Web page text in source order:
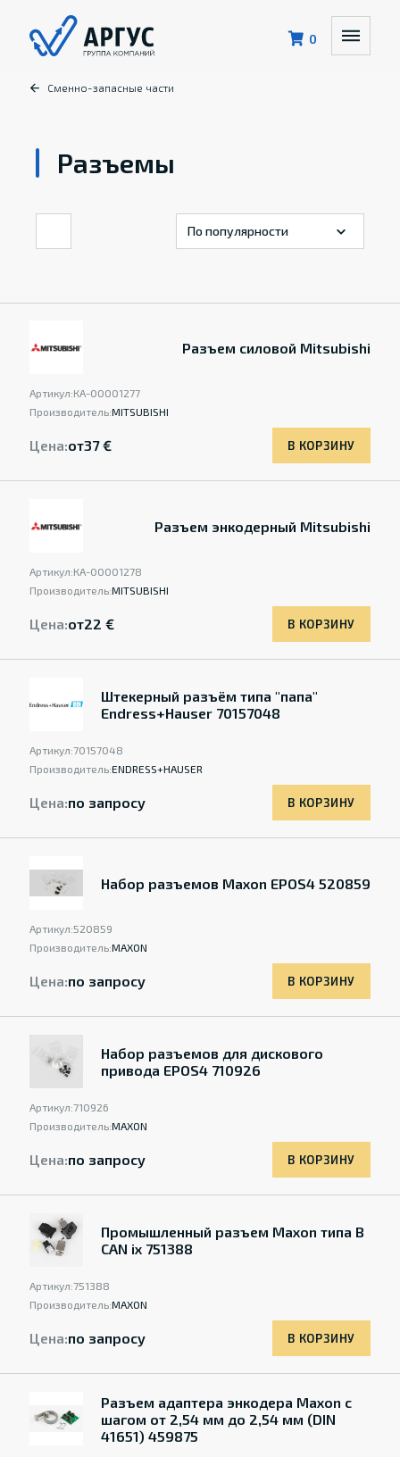
0
Сменно-запасные части
Разъемы
Разъем силовой Mitsubishi
Артикул:КА-00001277
Производитель:MITSUBISHI
Цена:от37 € В КОРЗИНУ
Разъем энкодерный Mitsubishi
Артикул:КА-00001278
Производитель:MITSUBISHI
Цена:от22 € В КОРЗИНУ
Штекерный разъём типа "папа"
Endress+Hauser 70157048
Артикул:70157048
Производитель:ENDRESS+HAUSER
Цена:по запросу В КОРЗИНУ
Набор разъемов Maxon EPOS4 520859
Артикул:520859
Производитель:MAXON
Цена:по запросу В КОРЗИНУ
Набор разъемов для дискового
привода EPOS4 710926
Артикул:710926
Производитель:MAXON
Цена:по запросу В КОРЗИНУ
Промышленный разъем Maxon типа B
CAN ix 751388
Артикул:751388
Производитель:MAXON
Цена:по запросу В КОРЗИНУ
Разъем адаптера энкодера Maxon с
шагом от 2,54 мм до 2,54 мм (DIN
41651) 459875